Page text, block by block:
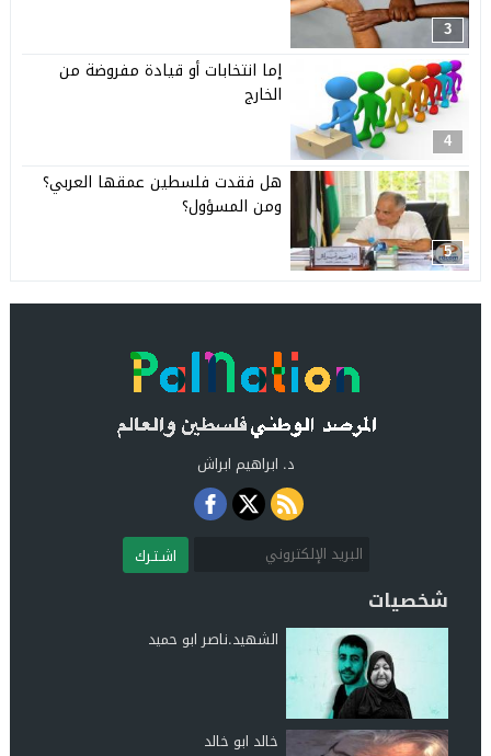
3
4
إما انتخابات أو قيادة مفروضة من
الخارج
5
هل فقدت فلسطين عمقها العربي؟
ومن المسؤول؟
د. ابراهيم ابراش
اشـتـرك
شخصيات
الشهيد.ناصر ابو حميد
خالد ابو خالد